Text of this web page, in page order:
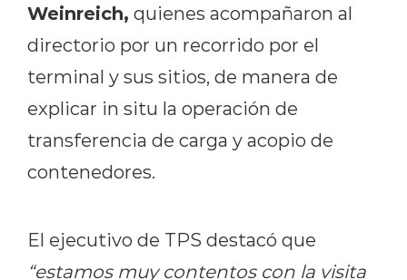
Weinreich, quienes acompañaron al
directorio por un recorrido por el
terminal y sus sitios, de manera de
explicar in situ la operación de
transferencia de carga y acopio de
contenedores.
El ejecutivo de TPS destacó que
“estamos muy contentos con la visita